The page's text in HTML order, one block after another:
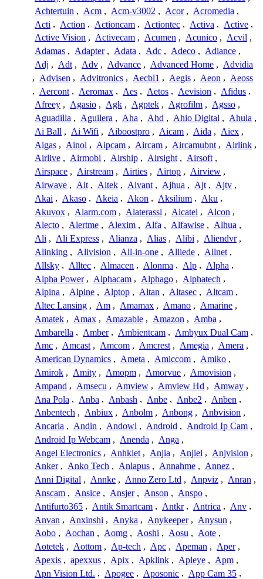
Achtertuin , Acm , Acm-v3002 , Acor , Acromedia ,
Acti , Action , Actioncam , Actiontec , Activa , Active ,
Active Vision , Activecam , Acumen , Acunico , Acvil ,
Adamas , Adapter , Adata , Adc , Adeco , Adiance ,
Adj , Adt , Adv , Advance , Advanced Home , Advidia
, Advisen , Advitronics , Aecbl1 , Aegis , Aeon , Aeoss
, Aercont , Aeromax , Aes , Aetos , Aevision , Afidus ,
Afreey , Agasio , Agk , Agptek , Agrofilm , Agsso ,
Aguadilla , Aguilera , Aha , Ahd , Ahio Digital , Ahula ,
Ai Ball , Ai Wifi , Aiboostpro , Aicam , Aida , Aiex ,
Aigas , Ainol , Aipcam , Aircam , Aircamubnt , Airlink ,
Airlive , Airmobi , Airship , Airsight , Airsoft ,
Airspace , Airstream , Airties , Airtop , Airview ,
Airwave , Ait , Aitek , Aivant , Ajhua , Ajt , Ajtv ,
Akai , Akaso , Akeia , Akon , Aksilium , Aku ,
Akuvox , Alarm.com , Alaterassi , Alcatel , Alcon ,
Alecto , Alertme , Alexim , Alfa , Alfawise , Alhua ,
Ali , Ali Express , Alianza , Alias , Alibi , Aliendvr ,
Alinking , Alivision , All-in-one , Alliede , Allnet ,
Allsky , Alltec , Almacen , Alonma , Alp , Alpha ,
Alpha Power , Alphacam , Alphago , Alphatech ,
Alpina , Alpine , Alptop , Altan , Altasec , Altcam ,
Altec Lansing , Am , Amamax , Amano , Amarine ,
Amatek , Amax , Amazable , Amazon , Amba ,
Ambarella , Amber , Ambientcam , Ambyux Dual Cam ,
Amc , Amcast , Amcom , Amcrest , Amegia , Amera ,
American Dynamics , Ameta , Amiccom , Amiko ,
Amirok , Amity , Amopm , Amorvue , Amovision ,
Ampand , Amsecu , Amview , Amview Hd , Amway ,
Ana Pola , Anba , Anbash , Anbe , Anbe2 , Anben ,
Anbentech , Anbiux , Anbolm , Anbong , Anbvision ,
Ancarla , Andin , Andowl , Android , Android Ip Cam ,
Android Ip Webcam , Anenda , Anga ,
Angel Electronics , Anhkiet , Anjia , Anjiel , Anjvision ,
Anker , Anko Tech , Anlapus , Annahme , Annez ,
Anni Digital , Annke , Anno Zero Ltd , Anpviz , Anran ,
Anscam , Ansice , Ansjer , Anson , Anspo ,
Antifurto365 , Antik Smartcam , Antkr , Antrica , Anv ,
Anvan , Anxinshi , Anyka , Anykeeper , Anysun ,
Aobo , Aochan , Aomg , Aoshi , Aosu , Aote ,
Aotetek , Aottom , Ap-tech , Apc , Apeman , Aper ,
Apexis , apexxus , Apix , Apklink , Apleye , Apm ,
Apn Vision Ltd. , Apogee , Aposonic , App Cam 35 ,